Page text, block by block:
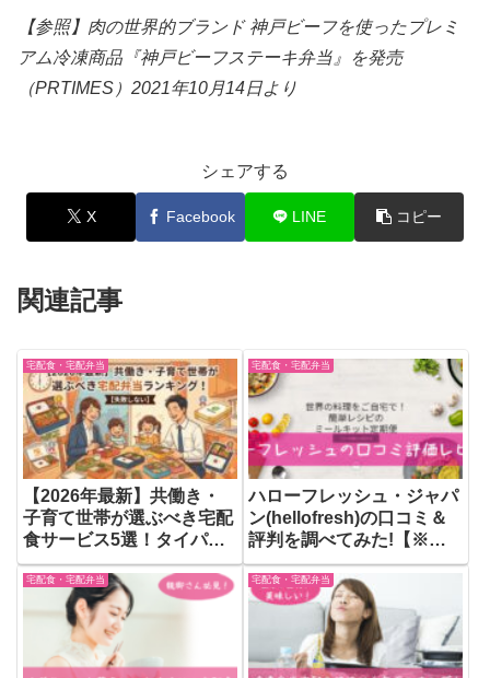
【参照】肉の世界的ブランド 神戸ビーフを使ったプレミ
アム冷凍商品『神戸ビーフステーキ弁当』を発売
（PRTIMES）2021年10月14日より
シェアする
X Facebook LINE コピー
関連記事
宅配食・宅配弁当
【2026年最新】共働き・
子育て世帯が選ぶべき宅配
食サービス5選！タイパと
味で徹底比較
宅配食・宅配弁当
ハローフレッシュ・ジャパ
ン(hellofresh)の口コミ＆
評判を調べてみた!【※日
本撤退】
宅配食・宅配弁当 宅配食・宅配弁当